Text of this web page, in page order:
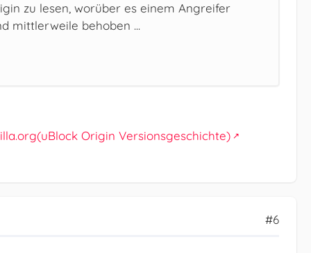
zu lesen, worüber es einem Angreifer
mittlerweile behoben ...
Origin Versionsgeschichte)
#6